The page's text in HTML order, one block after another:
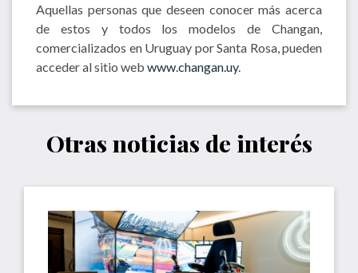
Aquellas personas que deseen conocer más acerca
de estos y todos los modelos de Changan,
comercializados en Uruguay por Santa Rosa, pueden
acceder al sitio web www.changan.uy.
Otras noticias de interés